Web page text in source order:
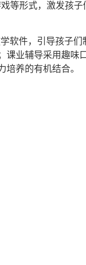
等形式，激发孩子
软件，引导孩子们
课业辅导采用趣味
养的有机结合。